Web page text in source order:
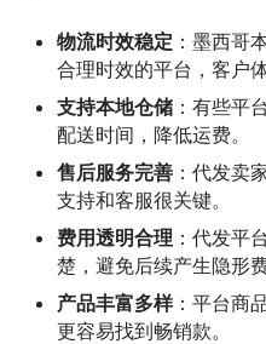
物流时效稳定 ：墨西哥
合理时效的平台，客户
支持本地仓储 ：有些平
配送时间，降低运费。
售后服务完善 ：代发卖
支持和客服很关键。
费用透明合理 ：代发平
楚，避免后续产生隐形费
产品丰富多样：平台商
更容易找到畅销款。